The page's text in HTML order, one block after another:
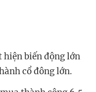
hiện biến động lớn
cổ đông lớn.